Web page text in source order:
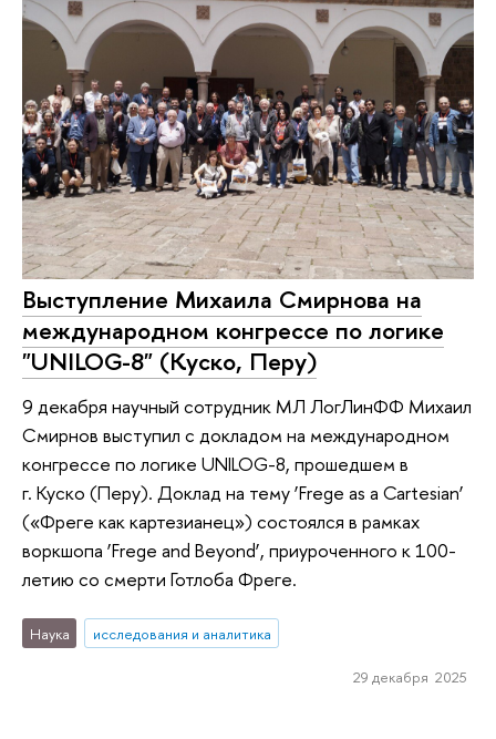
Выступление Михаила Смирнова на
международном конгрессе по логике
"UNILOG-8" (Куско, Перу)
9 декабря научный сотрудник МЛ ЛогЛинФФ Михаил
Смирнов выступил с докладом на международном
конгрессе по логике UNILOG-8, прошедшем в
г. Куско (Перу). Доклад на тему ‘Frege as a Cartesian’
(«Фреге как картезианец») состоялся в рамках
воркшопа ‘Frege and Beyond’, приуроченного к 100-
летию со смерти Готлоба Фреге.
Наука исследования и аналитика
29 декабря 2025